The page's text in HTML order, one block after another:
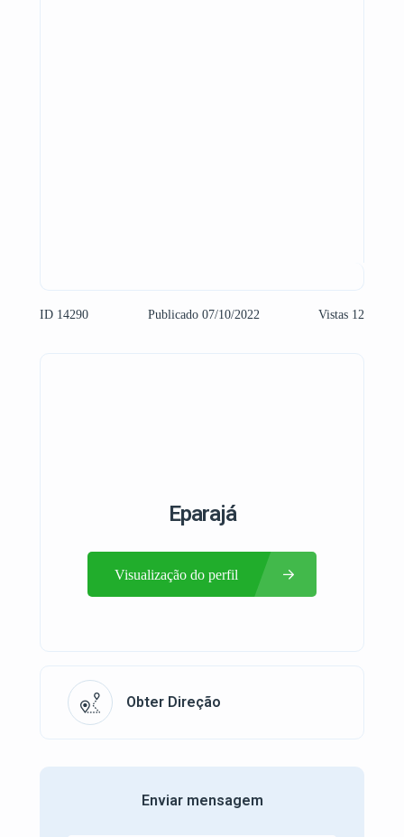
ID 14290 Publicado 07/10/2022 Vistas 12
Eparajá
Visualização do perfil
Obter Direção
Enviar mensagem